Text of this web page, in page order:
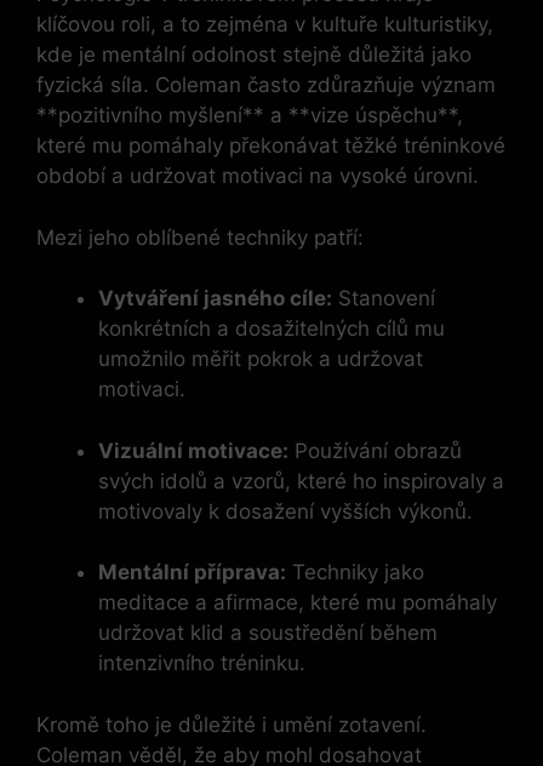
klíčovou roli, a to zejména v kultuře kulturistiky,
kde je mentální odolnost stejně důležitá jako
fyzická síla. Coleman často zdůrazňuje význam
**pozitivního myšlení** a **vize úspěchu**,
které mu pomáhaly překonávat těžké tréninkové
období a udržovat motivaci na vysoké úrovni.
Mezi jeho oblíbené techniky patří:
Vytváření jasného cíle: Stanovení
konkrétních a dosažitelných cílů mu
umožnilo měřit pokrok a udržovat
motivaci.
Vizuální motivace: Používání obrazů
svých idolů a vzorů, které ho inspirovaly a
motivovaly k dosažení vyšších výkonů.
Mentální příprava: Techniky jako
meditace a afirmace, které mu pomáhaly
udržovat klid a soustředění během
intenzivního tréninku.
Kromě toho je důležité i umění zotavení.
Coleman věděl, že aby mohl dosahovat